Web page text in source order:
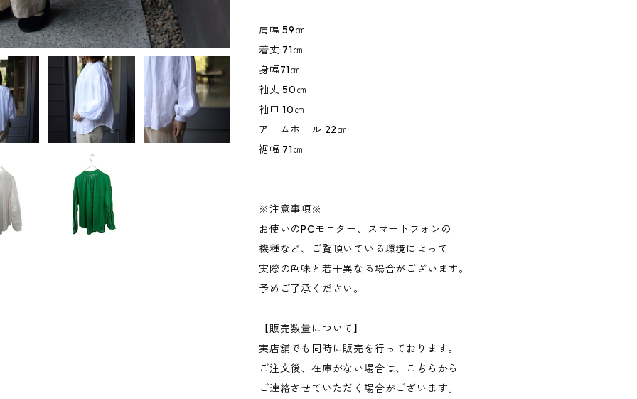
肩幅 59㎝
着丈 71㎝
身幅71㎝
袖丈 50㎝
袖口 10㎝
アームホール 22㎝
裾幅 71㎝
※注意事項※
お使いのPCモニター、スマートフォンの
機種など、ご覧頂いている環境によって
実際の色味と若干異なる場合がございます。
予めご了承ください。
【販売数量について】
実店舗でも同時に販売を行っております。
ご注文後、在庫がない場合は、こちらから
ご連絡させていただく場合がございます。